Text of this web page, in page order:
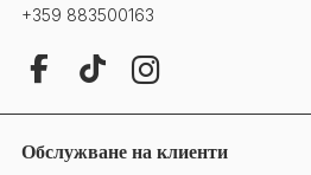
+359 883500163
Обслужване на клиенти